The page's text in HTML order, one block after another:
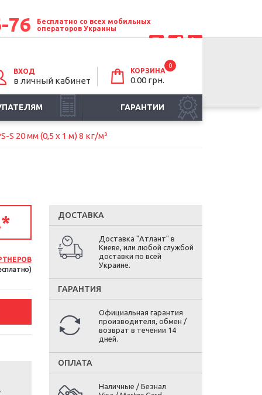
76
Бесплатно со всех мобильных
операторов Украины
ВХОД
в личный кабинет
КОРЗИНА
0
0.00 грн.
ГАРАНТИИ
S 20 мм (0,5 х 1 м) 8 кг/м³
* ДОСТАВКА
Доставка "Атлант" в
Киеве, или любой службой
доставки по всей
Украине.
ГАРАНТИЯ
Официальная гарантия
производителя, обмен /
возврат в течении 14
дней.
ОПЛАТА
Наличные / Безнал